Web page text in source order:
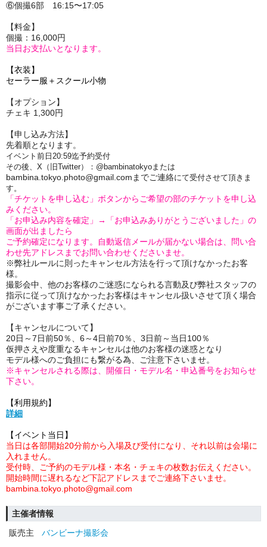
⑥個撮6部 16:15〜17:05
【料金】
個撮：16,000円
当日お支払いとなります。
【衣装】
セーラー服＋スクール小物
【オプション】
チェキ 1,300円
【申し込み方法】
先着順となります。
イベント前日20:59迄予約受付
その後、X（旧Twitter）：@bambinatokyoまたは
bambina.tokyo.photo@gmail.comまでご連絡にて受付させて頂きま
す。
「チケットを申し込む」ボタンからご希望の部のチケットを申し込
みください。
「お申込み内容を確定」→「お申込みありがとうございました」の
画面が出ましたら
ご予約確定になります。自動返信メールが届かない場合は、問い合
わせ先アドレスまでお問い合わせくださいませ。
※弊社ルールに則ったキャンセル方法を行って頂けなかったお客
様。
撮影会中、他のお客様のご迷惑になられる言動及び弊社スタッフの
指示に従って頂けなかったお客様はキャンセル扱いさせて頂く場合
がございます事ご了承ください。
【キャンセルについて】
20日～7日前50％、6～4日前70％、3日前～当日100％
仮押さえや度重なるキャンセルは他のお客様の迷惑となり
モデル様へのご負担にも繋がる為、ご注意下さいませ。
※キャンセルされる際は、開催日・モデル名・申込番号をお知らせ
下さい。
【利用規約】
詳細
【イベント当日】
当日は各部開始20分前から入場及び受付になり、それ以前は会場に
入れません。
受付時、ご予約のモデル様・本名・チェキの枚数お伝えください。
開始時間に遅れるなど下記アドレスまでご連絡下さいませ。
bambina.tokyo.photo@gmail.com
主催者情報
販売主
バンビーナ撮影会